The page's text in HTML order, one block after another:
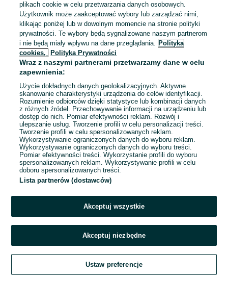
445/45R19.5 Westlake WTL1
naczepa
1 000 zł
Szynkielew
30 lipca 2026
1 2 3 ... 272
Zadzwoń / SMS
Szukaj Obserwujesz Dodaj Czat Konto
plikach cookie w celu przetwarzania danych osobowych.
Użytkownik może zaakceptować wybory lub zarządzać nimi,
klikając poniżej lub w dowolnym momencie na stronie polityki
prywatności. Te wybory będą sygnalizowane naszym partnerom
i nie będą miały wpływu na dane przeglądania. Polityka
cookies,
Polityka Prywatności
Wraz z naszymi partnerami przetwarzamy dane w celu
zapewnienia:
Użycie dokładnych danych geolokalizacyjnych. Aktywne
skanowanie charakterystyki urządzenia do celów identyfikacji.
Rozumienie odbiorców dzięki statystyce lub kombinacji danych
z różnych źródeł. Przechowywanie informacji na urządzeniu lub
dostęp do nich. Pomiar efektywności reklam. Rozwój i
ulepszanie usług. Tworzenie profili w celu personalizacji treści.
Tworzenie profili w celu spersonalizowanych reklam.
Wykorzystywanie ograniczonych danych do wyboru reklam.
Wykorzystywanie ograniczonych danych do wyboru treści.
Pomiar efektywności treści. Wykorzystanie profili do wyboru
spersonalizowanych reklam. Wykorzystywanie profili w celu
doboru spersonalizowanych treści.
Lista partnerów (dostawców)
Akceptuj wszystkie
Akceptuj niezbędne
Ustaw preferencje